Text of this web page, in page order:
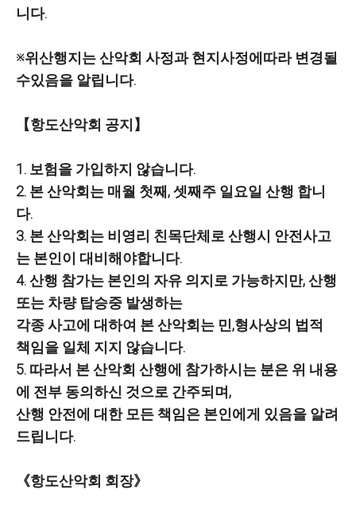
니다.
※위산행지는 산악회 사정과 현지사정에따라 변경될
수있음을 알립니다.
【항도산악회 공지】
1. 보험을 가입하지 않습니다.
2. 본 산악회는 매월 첫째, 셋째주 일요일 산행 합니
다.
3. 본 산악회는 비영리 친목단체로 산행시 안전사고
는 본인이 대비해야합니다.
4. 산행 참가는 본인의 자유 의지로 가능하지만, 산행
또는 차량 탑승중 발생하는
각종 사고에 대하여 본 산악회는 민,형사상의 법적
책임을 일체 지지 않습니다.
5. 따라서 본 산악회 산행에 참가하시는 분은 위 내용
에 전부 동의하신 것으로 간주되며,
산행 안전에 대한 모든 책임은 본인에게 있음을 알려
드립니다.
《항도산악회 회장》